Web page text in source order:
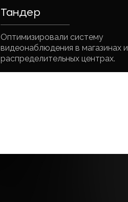
Тандер
Оптимизировали систему
видеонаблюдения в магазинах и
распределительных центрах.